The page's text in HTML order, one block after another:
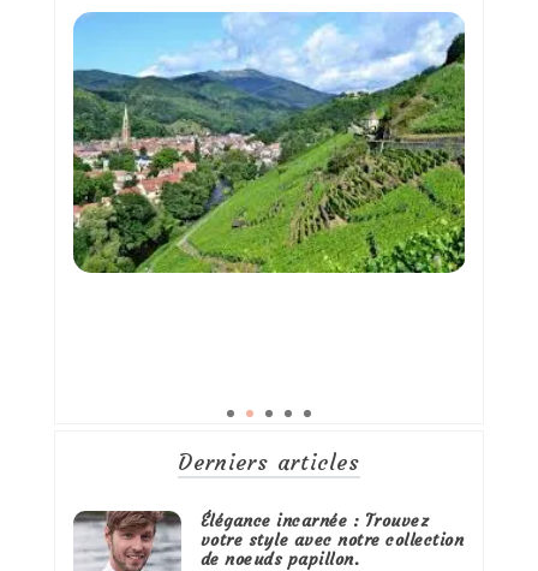
Derniers articles
Élégance incarnée : Trouvez
votre style avec notre collection
de noeuds papillon.